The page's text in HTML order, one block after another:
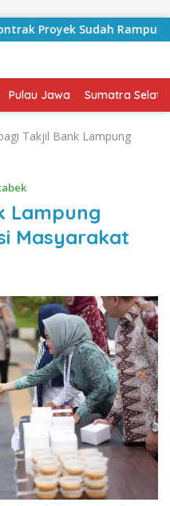
Sudah Rampung
Pulau Jawa Sumatra
Takjil Bank Lampung
Lampung
Masyarakat